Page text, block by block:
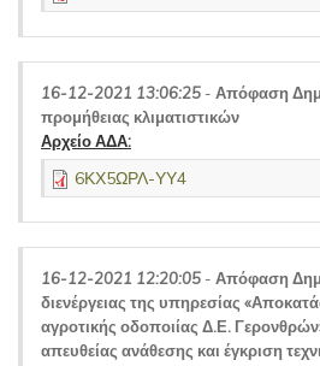
16-12-2021 13:06:25 - Απόφαση
προμήθειας κλιματιστικών
Αρχείο ΑΔΑ:
6ΚΧ5ΩΡΛ-ΥΥ4
16-12-2021 12:20:05 - Απόφαση
διενέργειας της υπηρεσίας
αγροτικής οδοποιίας Δ.Ε.
απευθείας ανάθεσης και έγκριση